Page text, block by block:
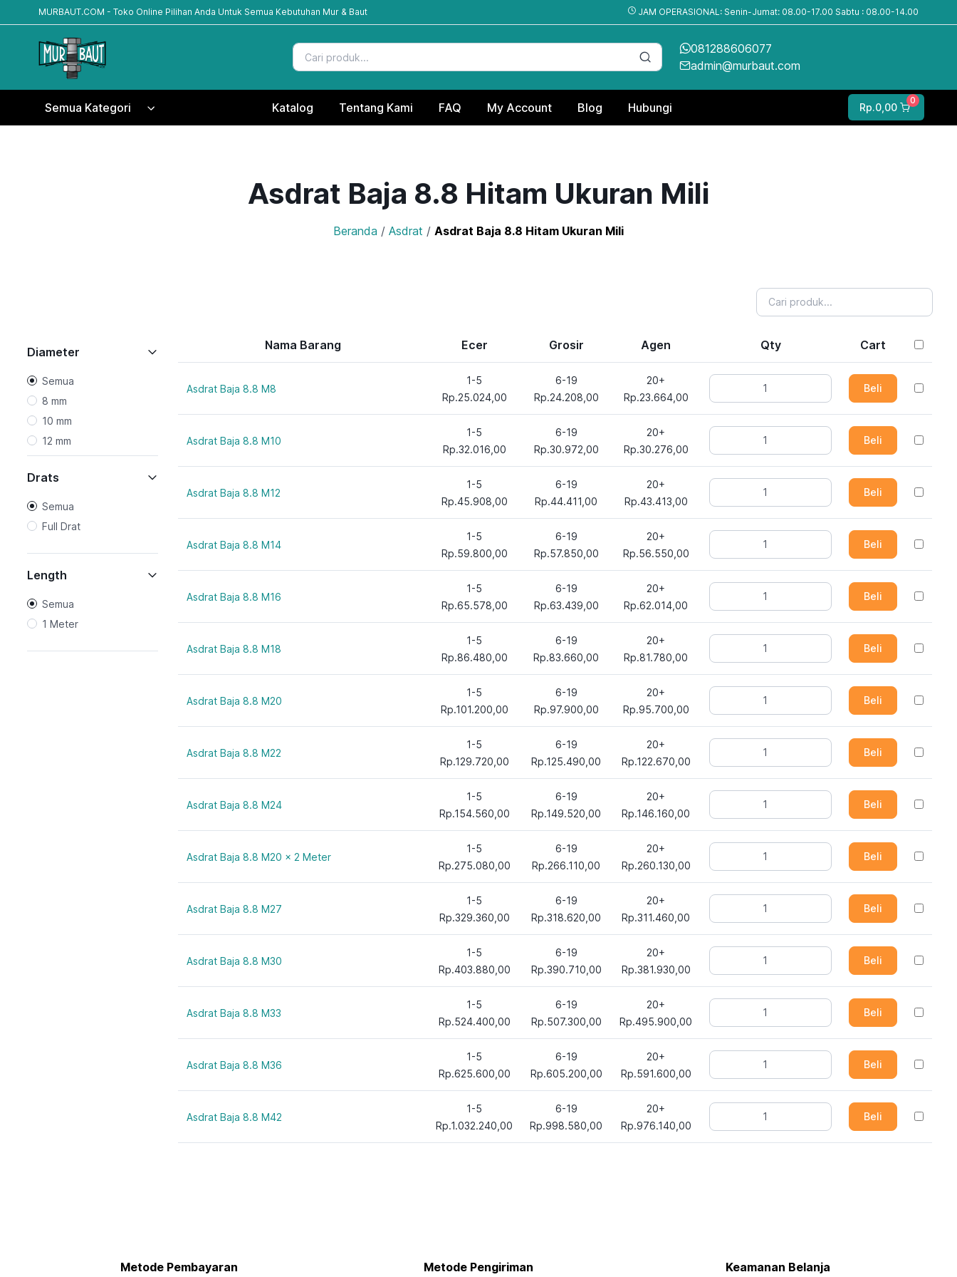
MURBAUT.COM - Toko Online Pilihan Anda Untuk Semua Kebutuhan Mur & Baut JAM OPERASIONAL: Senin-Jumat: 08.00-17.00 Sabtu : 08.00-14.00
081288606077
admin@murbaut.com
Semua Kategori Katalog Tentang Kami FAQ My Account Blog Hubungi Rp.0,00
0
Asdrat Baja 8.8 Hitam Ukuran Mili
Beranda / Asdrat / Asdrat Baja 8.8 Hitam Ukuran Mili
Diameter
Semua
8 mm
10 mm
12 mm
16 mm
18 mm
20 mm
27 mm
30 mm
33 mm
Drats
Semua
Full Drat
Length
Semua
1 Meter
Nama Barang Ecer Grosir Agen Qty Cart
Asdrat Baja 8.8 M8
1-5
Rp.25.024,00
6-19
Rp.24.208,00
20+
Rp.23.664,00
Beli
Asdrat Baja 8.8 M10
1-5
Rp.32.016,00
6-19
Rp.30.972,00
20+
Rp.30.276,00
Beli
Asdrat Baja 8.8 M12
1-5
Rp.45.908,00
6-19
Rp.44.411,00
20+
Rp.43.413,00
Beli
Asdrat Baja 8.8 M14
1-5
Rp.59.800,00
6-19
Rp.57.850,00
20+
Rp.56.550,00
Beli
Asdrat Baja 8.8 M16
1-5
Rp.65.578,00
6-19
Rp.63.439,00
20+
Rp.62.014,00
Beli
Asdrat Baja 8.8 M18
1-5
Rp.86.480,00
6-19
Rp.83.660,00
20+
Rp.81.780,00
Beli
Asdrat Baja 8.8 M20
1-5
Rp.101.200,00
6-19
Rp.97.900,00
20+
Rp.95.700,00
Beli
Asdrat Baja 8.8 M22
1-5
Rp.129.720,00
6-19
Rp.125.490,00
20+
Rp.122.670,00
Beli
Asdrat Baja 8.8 M24
1-5
Rp.154.560,00
6-19
Rp.149.520,00
20+
Rp.146.160,00
Beli
Asdrat Baja 8.8 M20 x 2 Meter
1-5
Rp.275.080,00
6-19
Rp.266.110,00
20+
Rp.260.130,00
Beli
Asdrat Baja 8.8 M27
1-5
Rp.329.360,00
6-19
Rp.318.620,00
20+
Rp.311.460,00
Beli
Asdrat Baja 8.8 M30
1-5
Rp.403.880,00
6-19
Rp.390.710,00
20+
Rp.381.930,00
Beli
Asdrat Baja 8.8 M33
1-5
Rp.524.400,00
6-19
Rp.507.300,00
20+
Rp.495.900,00
Beli
Asdrat Baja 8.8 M36
1-5
Rp.625.600,00
6-19
Rp.605.200,00
20+
Rp.591.600,00
Beli
Asdrat Baja 8.8 M42
1-5
Rp.1.032.240,00
6-19
Rp.998.580,00
20+
Rp.976.140,00
Beli
Metode Pembayaran Metode Pengiriman Keamanan Belanja